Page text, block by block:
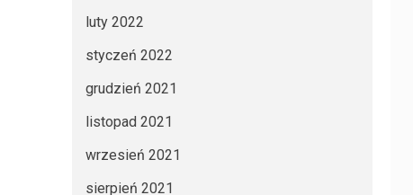
luty 2022
styczeń 2022
grudzień 2021
listopad 2021
wrzesień 2021
sierpień 2021